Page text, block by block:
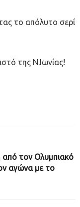
το απόλυτο σερί
της Ν.Ιωνίας!
από τον Ολυμπιακό
αγώνα με το